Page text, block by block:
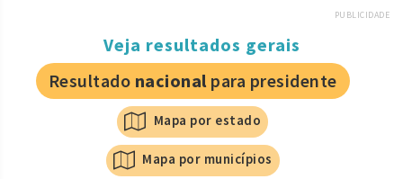
PUBLICIDADE
Veja resultados gerais
Resultado nacional para presidente
Mapa por estado
Mapa por municípios